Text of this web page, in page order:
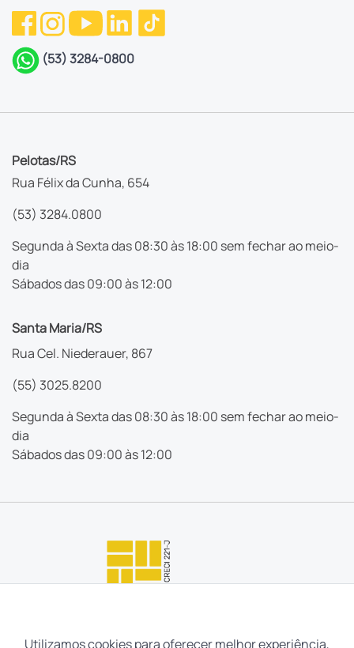
(53) 3284-0800
Pelotas/RS
Rua Félix da Cunha, 654
(53) 3284.0800
Segunda à Sexta das 08:30 às 18:00 sem fechar ao meio-
dia
Sábados das 09:00 às 12:00
Santa Maria/RS
Rua Cel. Niederauer, 867
(55) 3025.8200
Segunda à Sexta das 08:30 às 18:00 sem fechar ao meio-
dia
Sábados das 09:00 às 12:00
Utilizamos cookies para oferecer melhor experiência,